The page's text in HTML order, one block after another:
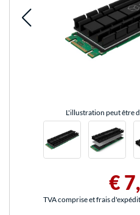
L'illustration peut être
€
TVA comprise et frais